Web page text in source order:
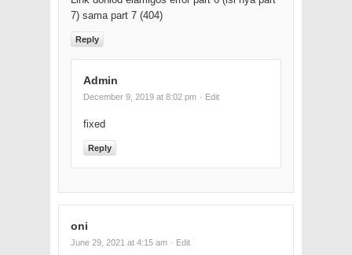
7) sama part 7 (404)
Reply
Admin
December 9, 2019 at 8:02 pm · Edit
fixed
Reply
oni
June 29, 2021 at 4:15 am · Edit